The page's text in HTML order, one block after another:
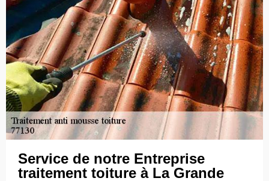
Service de notre Entreprise
traitement toiture à La Grande